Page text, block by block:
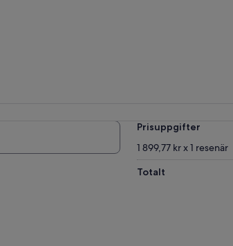
Prisuppgifter
1 899,77 kr x 1 resenär
Totalt